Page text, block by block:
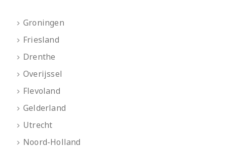
Groningen
Friesland
Drenthe
Overijssel
Flevoland
Gelderland
Utrecht
Noord-Holland